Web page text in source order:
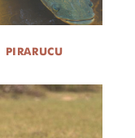
PIRARUCU